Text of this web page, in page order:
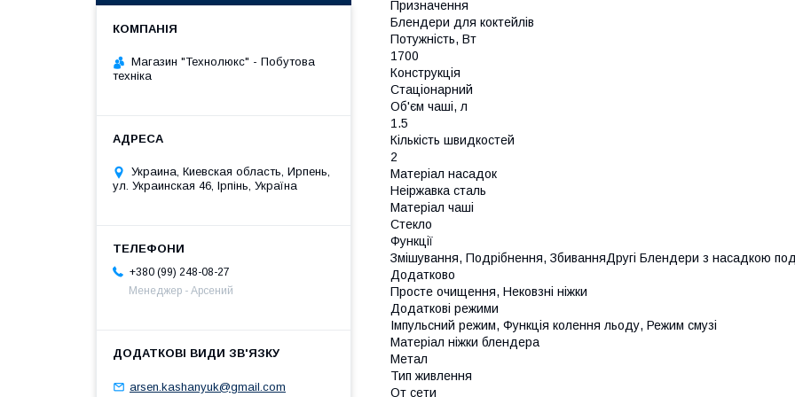
Призначення
Блендери для коктейлів
Потужність, Вт
1700
Конструкція
Стаціонарний
Об'єм чаші, л
1.5
Кількість швидкостей
2
Матеріал насадок
Неіржавка сталь
Матеріал чаші
Стекло
Функції
Змішування, Подрібнення, ЗбиванняДругі Блендери з насадкою
Додатково
Просте очищення, Нековзні ніжки
Додаткові режими
Імпульсний режим, Функція колення льоду, Режим смузі
Матеріал ніжки блендера
Метал
Тип живлення
От сети
Магазин "Технолюкс" - Побутова
техніка
Украина, Киевская область, Ирпень,
ул. Украинская 46, Ірпінь, Україна
+380 (99) 248-08-27
Менеджер - Арсений
arsen.kashanyuk@gmail.com